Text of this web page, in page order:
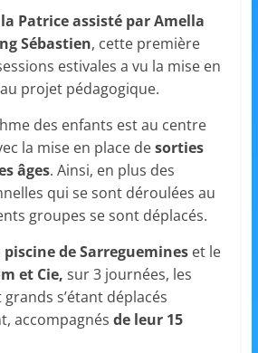
Stiring-
Wendel
L
o
i
s
r
s
,
é
Patrice assisté par Amella
Sébastien, cette première
estivales a vu la mise en
projet pédagogique.
des enfants est au centre
la mise en place desorties
âges. Ainsi, en plus des
qui se sont déroulées au
groupes se sont déplacés.
piscine de Sarreguemineset le
et Cie, sur 3 journées, les
s’étant déplacés
accompagnés de leur 15